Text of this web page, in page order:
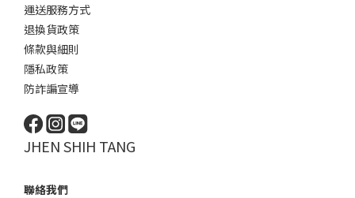
運送服務方式
退換貨政策
條款與細則
隱私政策
防詐諞宣導
JHEN SHIH TANG
聯絡我們